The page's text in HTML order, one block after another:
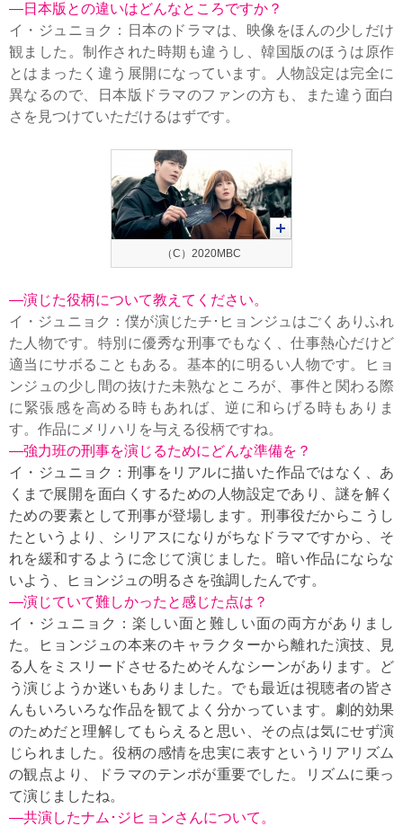
—日本版との違いはどんなところですか？
イ・ジュニョク：日本のドラマは、映像をほんの少しだけ
観ました。制作された時期も違うし、韓国版のほうは原作
とはまったく違う展開になっています。人物設定は完全に
異なるので、日本版ドラマのファンの方も、また違う面白
さを見つけていただけるはずです。
（C）2020MBC
—演じた役柄について教えてください。
イ・ジュニョク：僕が演じたチ･ヒョンジュはごくありふれ
た人物です。特別に優秀な刑事でもなく、仕事熱心だけど
適当にサボることもある。基本的に明るい人物です。ヒョ
ンジュの少し間の抜けた未熟なところが、事件と関わる際
に緊張感を高める時もあれば、逆に和らげる時もありま
す。作品にメリハリを与える役柄ですね。
—強力班の刑事を演じるためにどんな準備を？
イ・ジュニョク：刑事をリアルに描いた作品ではなく、あ
くまで展開を面白くするための人物設定であり、謎を解く
ための要素として刑事が登場します。刑事役だからこうし
たというより、シリアスになりがちなドラマですから、そ
れを緩和するように念じて演じました。暗い作品にならな
いよう、ヒョンジュの明るさを強調したんです。
—演じていて難しかったと感じた点は？
イ・ジュニョク：楽しい面と難しい面の両方がありまし
た。ヒョンジュの本来のキャラクターから離れた演技、見
る人をミスリードさせるためそんなシーンがあります。ど
う演じようか迷いもありました。でも最近は視聴者の皆さ
んもいろいろな作品を観てよく分かっています。劇的効果
のためだと理解してもらえると思い、その点は気にせず演
じられました。役柄の感情を忠実に表すというリアリズム
の観点より、ドラマのテンポが重要でした。リズムに乗っ
て演じましたね。
—共演したナム･ジヒョンさんについて。